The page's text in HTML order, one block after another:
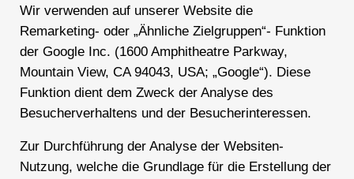
Wir verwenden auf unserer Website die
Remarketing- oder „Ähnliche Zielgruppen“- Funktion
der Google Inc. (1600 Amphitheatre Parkway,
Mountain View, CA 94043, USA; „Google“). Diese
Funktion dient dem Zweck der Analyse des
Besucherverhaltens und der Besucherinteressen.
Zur Durchführung der Analyse der Websiten-
Nutzung, welche die Grundlage für die Erstellung der